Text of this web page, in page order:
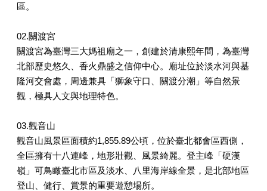
區。
02.關渡宮
關渡宮為臺灣三大媽祖廟之一，創建於清康熙年間，為臺灣
北部歷史悠久、香火鼎盛之信仰中心。廟址位於淡水河與基
隆河交會處，周邊兼具「獅象守口、關渡分潮」等自然景
觀，極具人文與地理特色。
03.觀音山
觀音山風景區面積約1,855.89公頃，位於臺北都會區西側，
全區擁有十八連峰，地形壯觀、風景綺麗。登主峰「硬漢
嶺」可鳥瞰臺北市區及淡水、八里海岸線全景，是北部地區
登山、健行、賞景的重要遊憩場所。